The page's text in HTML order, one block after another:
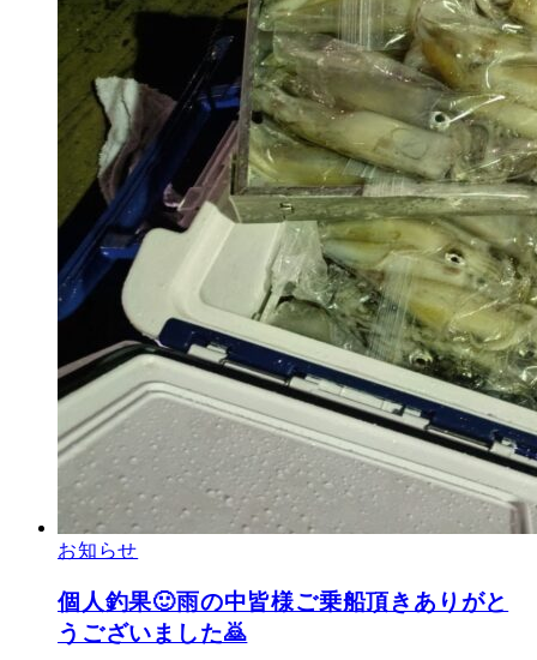
お知らせ
個人釣果🙂雨の中皆様ご乗船頂きありがと
うございました🙇